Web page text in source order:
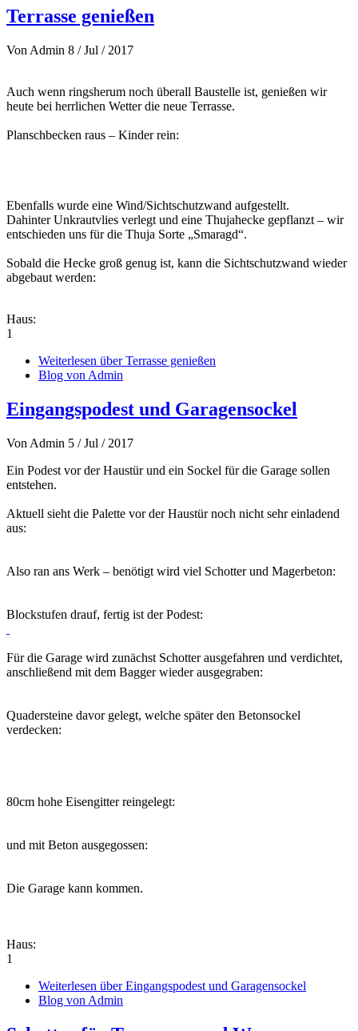
Terrasse genießen
Von Admin 8 / Jul / 2017
Auch wenn ringsherum noch überall Baustelle ist, genießen wir
heute bei herrlichen Wetter die neue Terrasse.
Planschbecken raus – Kinder rein:
Ebenfalls wurde eine Wind/Sichtschutzwand aufgestellt.
Dahinter Unkrautvlies verlegt und eine Thujahecke gepflanzt – wir
entschieden uns für die Thuja Sorte „Smaragd“.
Sobald die Hecke groß genug ist, kann die Sichtschutzwand wieder
abgebaut werden:
Haus:
1
Weiterlesen über Terrasse genießen
Blog von Admin
Eingangspodest und Garagensockel
Von Admin 5 / Jul / 2017
Ein Podest vor der Haustür und ein Sockel für die Garage sollen
entstehen.
Aktuell sieht die Palette vor der Haustür noch nicht sehr einladend
aus:
Also ran ans Werk – benötigt wird viel Schotter und Magerbeton:
Blockstufen drauf, fertig ist der Podest:
Für die Garage wird zunächst Schotter ausgefahren und verdichtet,
anschließend mit dem Bagger wieder ausgegraben:
Quadersteine davor gelegt, welche später den Betonsockel
verdecken:
80cm hohe Eisengitter reingelegt:
und mit Beton ausgegossen:
Die Garage kann kommen.
Haus:
1
Weiterlesen über Eingangspodest und Garagensockel
Blog von Admin